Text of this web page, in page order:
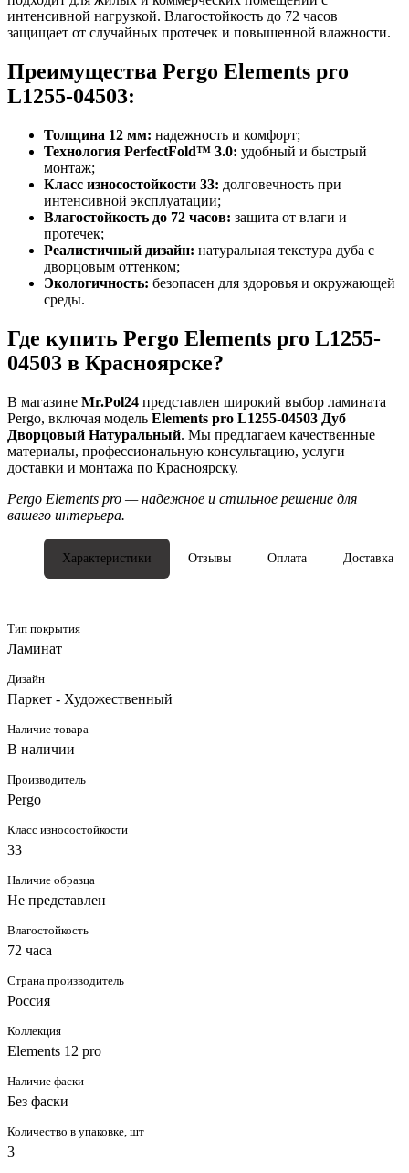
интенсивной нагрузкой. Влагостойкость до 72 часов
защищает от случайных протечек и повышенной влажности.
Преимущества Pergo Elements pro
L1255-04503:
Толщина 12 мм: надежность и комфорт;
Технология PerfectFold™ 3.0: удобный и быстрый
монтаж;
Класс износостойкости 33: долговечность при
интенсивной эксплуатации;
Влагостойкость до 72 часов: защита от влаги и
протечек;
Реалистичный дизайн: натуральная текстура дуба с
дворцовым оттенком;
Экологичность: безопасен для здоровья и окружающей
среды.
Где купить Pergo Elements pro L1255-
04503 в Красноярске?
В магазине Mr.Pol24 представлен широкий выбор ламината
Pergo, включая модель Elements pro L1255-04503 Дуб
Дворцовый Натуральный. Мы предлагаем качественные
материалы, профессиональную консультацию, услуги
доставки и монтажа по Красноярску.
Pergo Elements pro — надежное и стильное решение для
вашего интерьера.
Характеристики Отзывы Оплата Доставка
Тип покрытия
Ламинат
Дизайн
Паркет - Художественный
Наличие товара
В наличии
Производитель
Pergo
Класс износостойкости
33
Наличие образца
Не представлен
Влагостойкость
72 часа
Страна производитель
Россия
Коллекция
Elements 12 pro
Наличие фаски
Без фаски
Количество в упаковке, шт
3